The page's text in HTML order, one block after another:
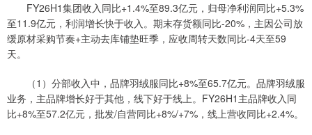
FY26H1集团收入同比+1.4%至89.3亿元，归母净利润同比+5.3%
至11.9亿元，利润增长快于收入。期末存货额同比-20%，主因公司放
缓原材采购节奏+主动去库铺垫旺季，应收周转天数同比-4天至59
天。
（1）分部收入中，品牌羽绒服同比+8%至65.7亿元。品牌羽绒服
业务，主品牌增长好于其他，线下好于线上。FY26H1主品牌收入同
比+8%至57.2亿元，批发/自营同比+8%/+7%，线上营收同比+2.4%。